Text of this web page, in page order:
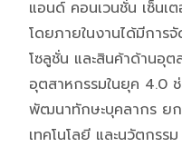
แอนด์ คอนเวนชั่น เซ็นเ
โดยภายในงานได้มีการ
โซลูชั่น และสินค้าด้านอุ
อุตสาหกรรมในยุค 4.0
พัฒนาทักษะบุคลากร ยก
เทคโนโลยี และนวัตกรร